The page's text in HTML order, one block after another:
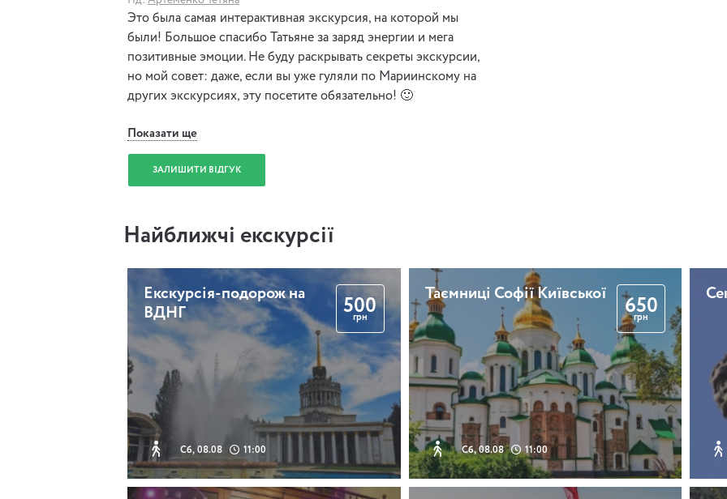
Это была самая интерактивная экскурсия, на которой мы
были! Большое спасибо Татьяне за заряд энергии и мега
позитивные эмоции. Не буду раскрывать секреты экскурсии,
но мой совет: даже, если вы уже гуляли по Мариинскому на
других экскурсиях, эту посетите обязательно! 🙂
Показати ще
ЗАЛИШИТИ ВІДГУК
Ніч в музеї Булгакова
2 години
Найближчі екскурсії
Екскурсія-подорож на
ВДНГ
Сб, 08.08 11:00
500
грн
Таємниці Софії Київської
Сб, 08.08 11:00
650
грн